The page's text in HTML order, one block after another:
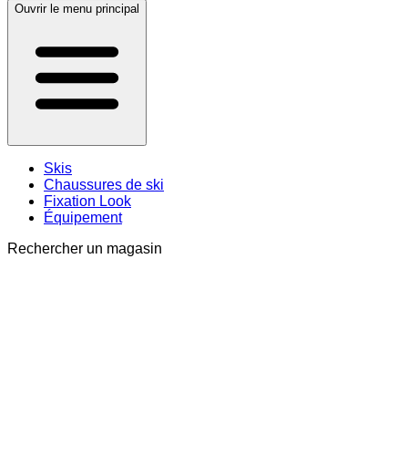
Ouvrir le menu principal
Skis
Chaussures de ski
Fixation Look
Équipement
Rechercher un magasin